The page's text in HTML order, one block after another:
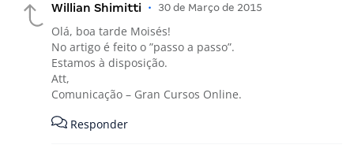
Willian Shimitti • 30 de Março de 2015
Olá, boa tarde Moisés!
No artigo é feito o ”passo a passo”.
Estamos à disposição.
Att,
Comunicação – Gran Cursos Online.
Responder